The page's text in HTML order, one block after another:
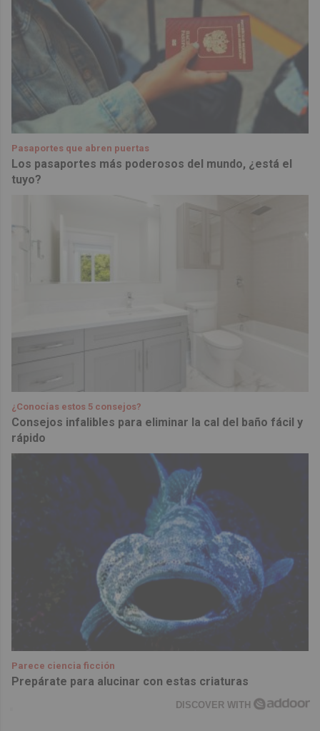
Pasaportes que abren puertas
Los pasaportes más poderosos del mundo, ¿está el
tuyo?
¿Conocías estos 5 consejos?
Consejos infalibles para eliminar la cal del baño fácil y
rápido
Parece ciencia ficción
Prepárate para alucinar con estas criaturas
DISCOVER WITH